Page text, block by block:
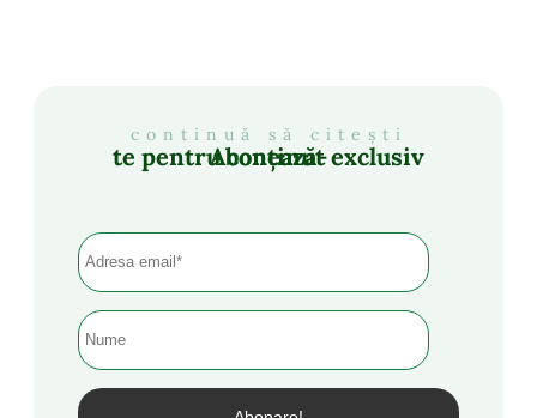
continuă să citești
Abonează-te pentru conținut exclusiv